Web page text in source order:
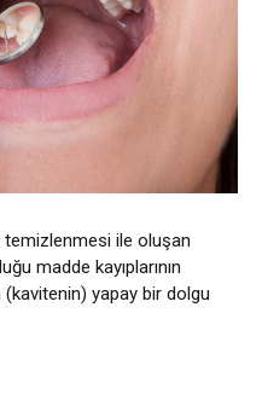
ile oluşan
madde kayıplarının
yapay bir dolgu